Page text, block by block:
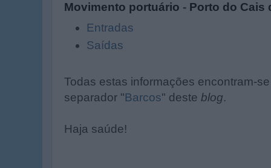
Movimento portuário - Porto do Cais
Entradas
Saídas
Todas estas informações encontram-
separador "Barcos" deste blog.
Haja saúde!